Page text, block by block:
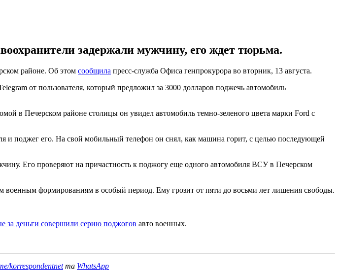
задержали мужчину, его ждет тюрьма.
районе. Об этом сообщила пресс-служба Офиса генпрокурора во вторник, 13 августа.
от пользователя, который предложил за 3000 долларов поджечь автомобиль
в Печерском районе столицы он увидел автомобиль темно-зеленого цвета марки Ford с
и поджег его. На свой мобильный телефон он снял, как машина горит, с целью последующей
Его проверяют на причастность к поджогу еще одного автомобиля ВСУ в Печерском
формированиям в особый период. Ему грозит от пяти до восьми лет лишения свободы.
за деньги совершили серию поджогов авто военных.
korrespondentnetта WhatsApp